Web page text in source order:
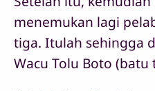
menemukan lagi
tiga. Itulah sehingga
Wacu Tolu Boto (batu